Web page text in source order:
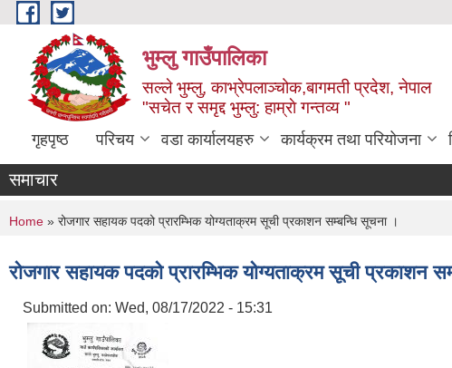
Skip to main content
भुम्लु गाउँपालिका
सल्ले भुम्लु, काभ्रेपलाञ्चोक,बागमती प्रदेश, नेपाल
"सचेत र समृद्द भुम्लु: हाम्राे गन्तव्य "
गृहपृष्ठ परिचय वडा कार्यालयहरु कार्यक्रम तथा परियोजना
समाचार
You are here
Home » रोजगार सहायक पदको प्रारम्भिक योग्यताक्रम सूची प्रकाशन सम्बन्धि सूचना ।
रोजगार सहायक पदको प्रारम्भिक योग्यताक्रम सूची प्रकाशन
Submitted on: Wed, 08/17/2022 - 15:31